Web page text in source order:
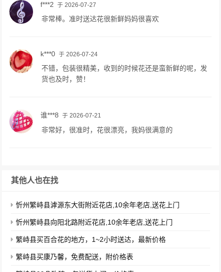
f***2 于 2026-07-27
非常棒。准时送达花很新鲜妈妈很喜欢
k***0 于 2026-07-24
不错，包装很精美，收到的时候花还是蛮新鲜的呢，发
货也及时，赞！
谁***8 于 2026-07-21
非常好，很准时，花很漂亮，我妈很满意的
其他人也在找
忻州繁峙县滹源东大街附近花店,10余年老店,送花上门
忻州繁峙县向阳北路附近花店,10余年老店,送花上门
繁峙县买百合花的地方，1~2小时送达，最新价格
繁峙县买康乃馨，免费配送，附价格表